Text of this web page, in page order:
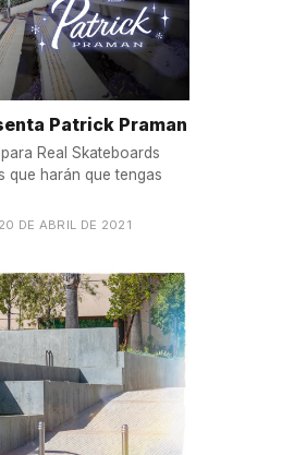
Patrick Praman
Real Skateboards
que harán que tengas
DE ABRIL DE 2021